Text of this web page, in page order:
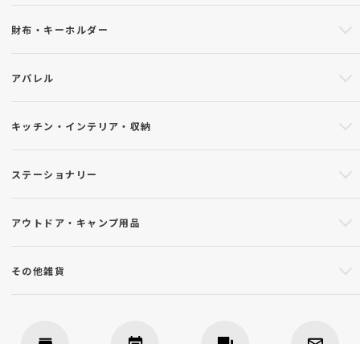
財布・キーホルダー
アパレル
キッチン・インテリア・収納
ステーショナリー
アウトドア・キャンプ用品
その他雑貨